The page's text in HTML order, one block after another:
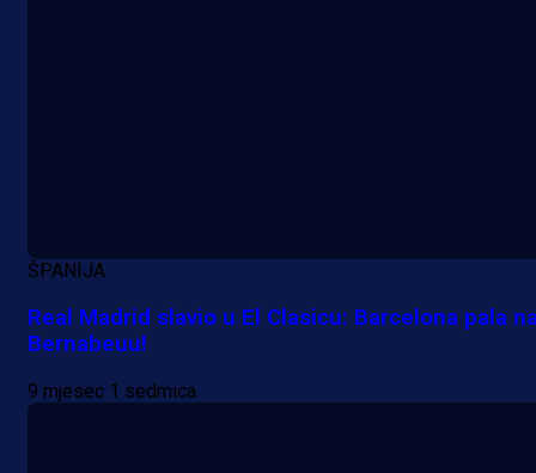
ŠPANIJA
Real Madrid slavio u El Clasicu: Barcelona pala
Bernabeuu!
9 mjesec 1 sedmica